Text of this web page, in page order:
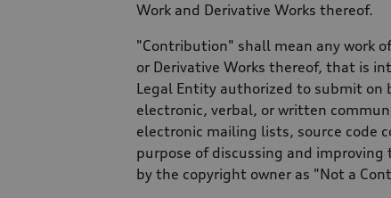
Work and Derivative Works thereof.
"Contribution" shall mean any work
or Derivative Works thereof, that is
Legal Entity authorized to submit
electronic, verbal, or written
electronic mailing lists, source code
purpose of discussing and
by the copyright owner as "Not a